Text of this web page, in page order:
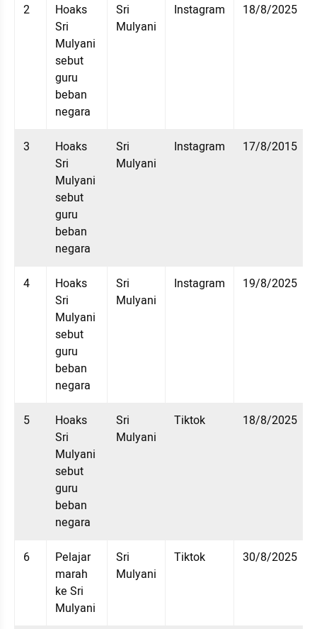
2
Hoaks
Sri
Mulyani
sebut
guru
beban
negara
Sri
Mulyani
Instagram 18/8/2025
3
Hoaks
Sri
Mulyani
sebut
guru
beban
negara
Sri
Mulyani
Instagram 17/8/2015
4
Hoaks
Sri
Mulyani
sebut
guru
beban
negara
Sri
Mulyani
Instagram 19/8/2025
5
Hoaks
Sri
Mulyani
sebut
guru
beban
negara
Sri
Mulyani
Tiktok 18/8/2025
6
Pelajar
marah
ke Sri
Mulyani
Sri
Mulyani
Tiktok 30/8/2025